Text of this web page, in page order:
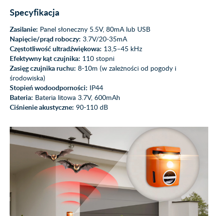
Specyfikacja
Zasilanie: Panel słoneczny 5.5V, 80mA lub USB
Napięcie/prąd roboczy: 3.7V/20-35mA
Częstotliwość ultradźwiękowa: 13,5–45 kHz
Efektywny kąt czujnika: 110 stopni
Zasięg czujnika ruchu: 8-10m (w zależności od pogody i
środowiska)
Stopień wodoodporności: IP44
Bateria: Bateria litowa 3.7V, 600mAh
Ciśnienie akustyczne: 90-110 dB